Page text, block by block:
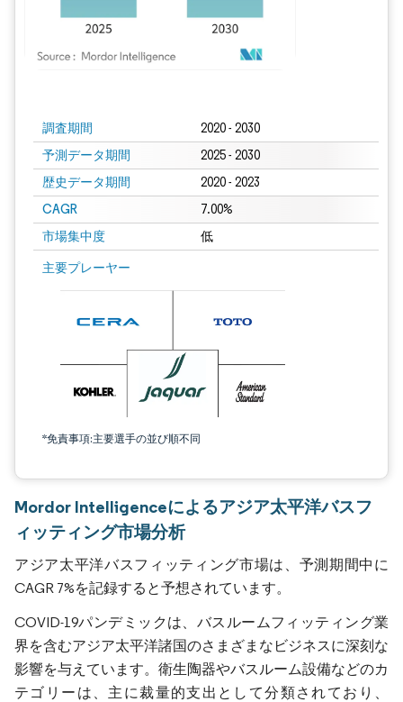
調査期間 2020 - 2030
予測データ期間 2025 - 2030
歴史データ期間 2020 - 2023
CAGR 7.00%
市場集中度 低
主要プレーヤー
*免責事項:主要選手の並び順不同
Mordor Intelligenceによるアジア太平洋バスフ
ィッティング市場分析
アジア太平洋バスフィッティング市場は、予測期間中に
CAGR 7%を記録すると予想されています。
COVID-19パンデミックは、バスルームフィッティング業
界を含むアジア太平洋諸国のさまざまなビジネスに深刻な
影響を与えています。衛生陶器やバスルーム設備などのカ
テゴリーは、主に裁量的支出として分類されており、